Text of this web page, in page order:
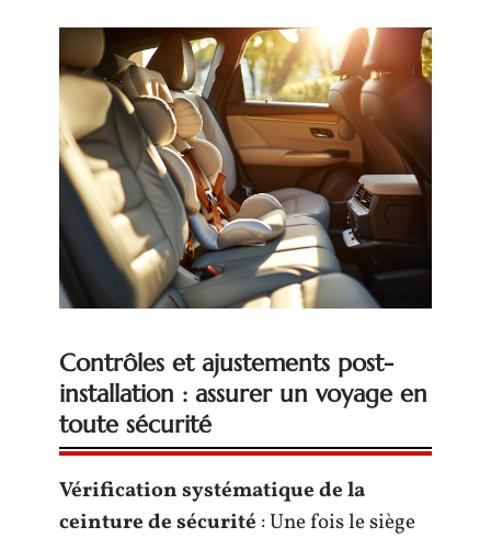
Contrôles et ajustements post-
installation : assurer un voyage en
toute sécurité
Vérification systématique de la
ceinture de sécurité : Une fois le siège